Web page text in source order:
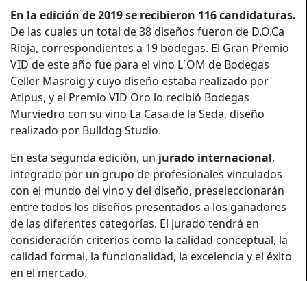
En la edición de 2019 se recibieron 116 candidaturas.
De las cuales un total de 38 diseños fueron de D.O.Ca
Rioja, correspondientes a 19 bodegas. El Gran Premio
VID de este año fue para el vino L´OM de Bodegas
Celler Masroig y cuyo diseño estaba realizado por
Atipus, y el Premio VID Oro lo recibió Bodegas
Murviedro con su vino La Casa de la Seda, diseño
realizado por Bulldog Studio.
En esta segunda edición, un jurado internacional,
integrado por un grupo de profesionales vinculados
con el mundo del vino y del diseño, preseleccionarán
entre todos los diseños presentados a los ganadores
de las diferentes categorías. El jurado tendrá en
consideración criterios como la calidad conceptual, la
calidad formal, la funcionalidad, la excelencia y el éxito
en el mercado.